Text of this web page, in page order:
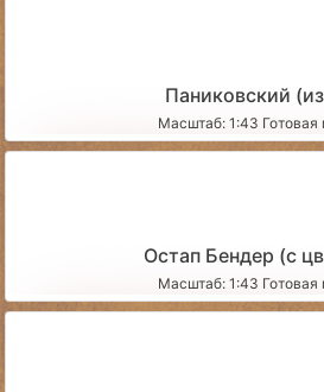
Паниковский
Масштаб: 1:43 Готовая
Остап Бендер (с
Масштаб: 1:43 Готовая